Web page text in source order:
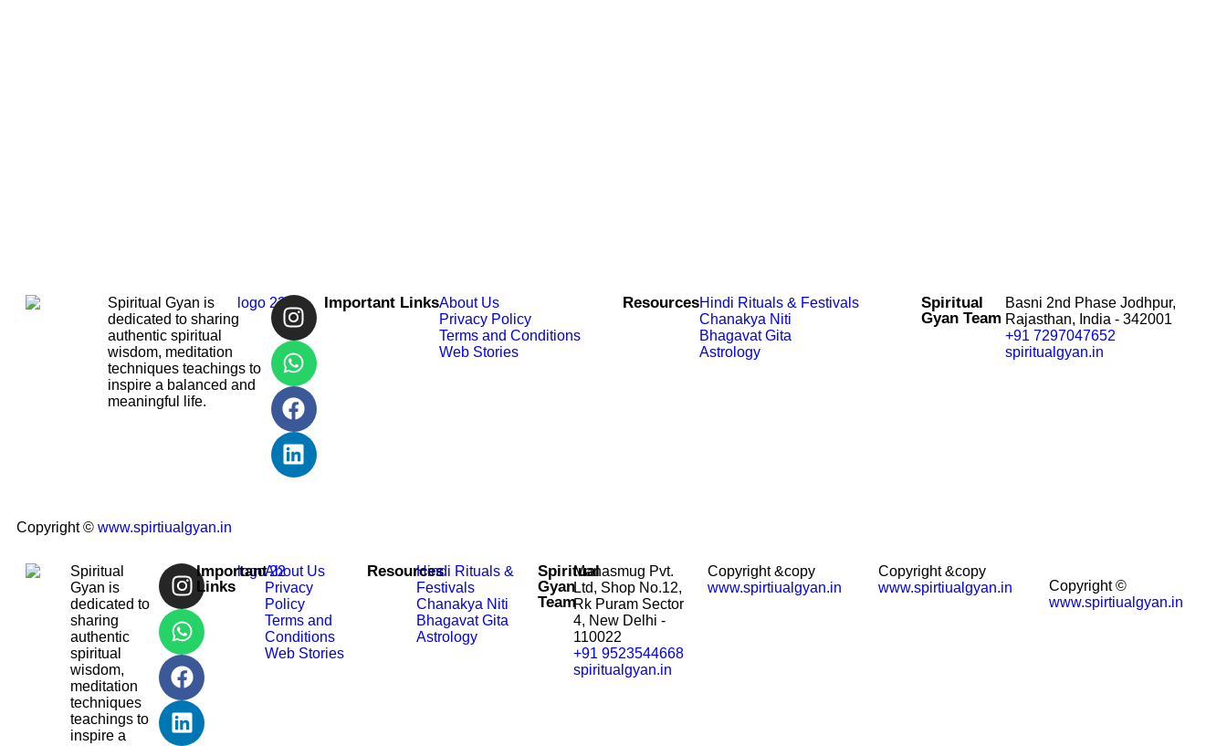
Spiritual Gyan is
dedicated to sharing
authentic spiritual
wisdom, meditation
techniques teachings to
inspire a balanced and
meaningful life.
Important LinksAbout Us
Privacy Policy
Terms and Conditions
Web Stories
ResourcesHindi Rituals & Festivals
Chanakya Niti
Bhagavat Gita
Astrology
Spiritual
Gyan Team
Basni 2nd Phase Jodhpur,
Rajasthan, India - 342001
+91 7297047652
spiritualgyan.in
Copyright © www.spirtiualgyan.in
Spiritual
Gyan is
dedicated to
sharing
authentic
spiritual
wisdom,
meditation
techniques
teachings to
inspire a
Important
Links
About Us
Privacy
Policy
Terms and
Conditions
Web Stories
ResourcesHindi Rituals &
Festivals
Chanakya Niti
Bhagavat Gita
Astrology
Spiritual
Gyan
Team
Manasmug Pvt.
Ltd, Shop No.12,
Rk Puram Sector
4, New Delhi -
110022
+91 9523544668
spiritualgyan.in
Copyright &copy
www.spirtiualgyan.in
Copyright &copy
www.spirtiualgyan.in
Copyright ©
www.spirtiualgyan.in